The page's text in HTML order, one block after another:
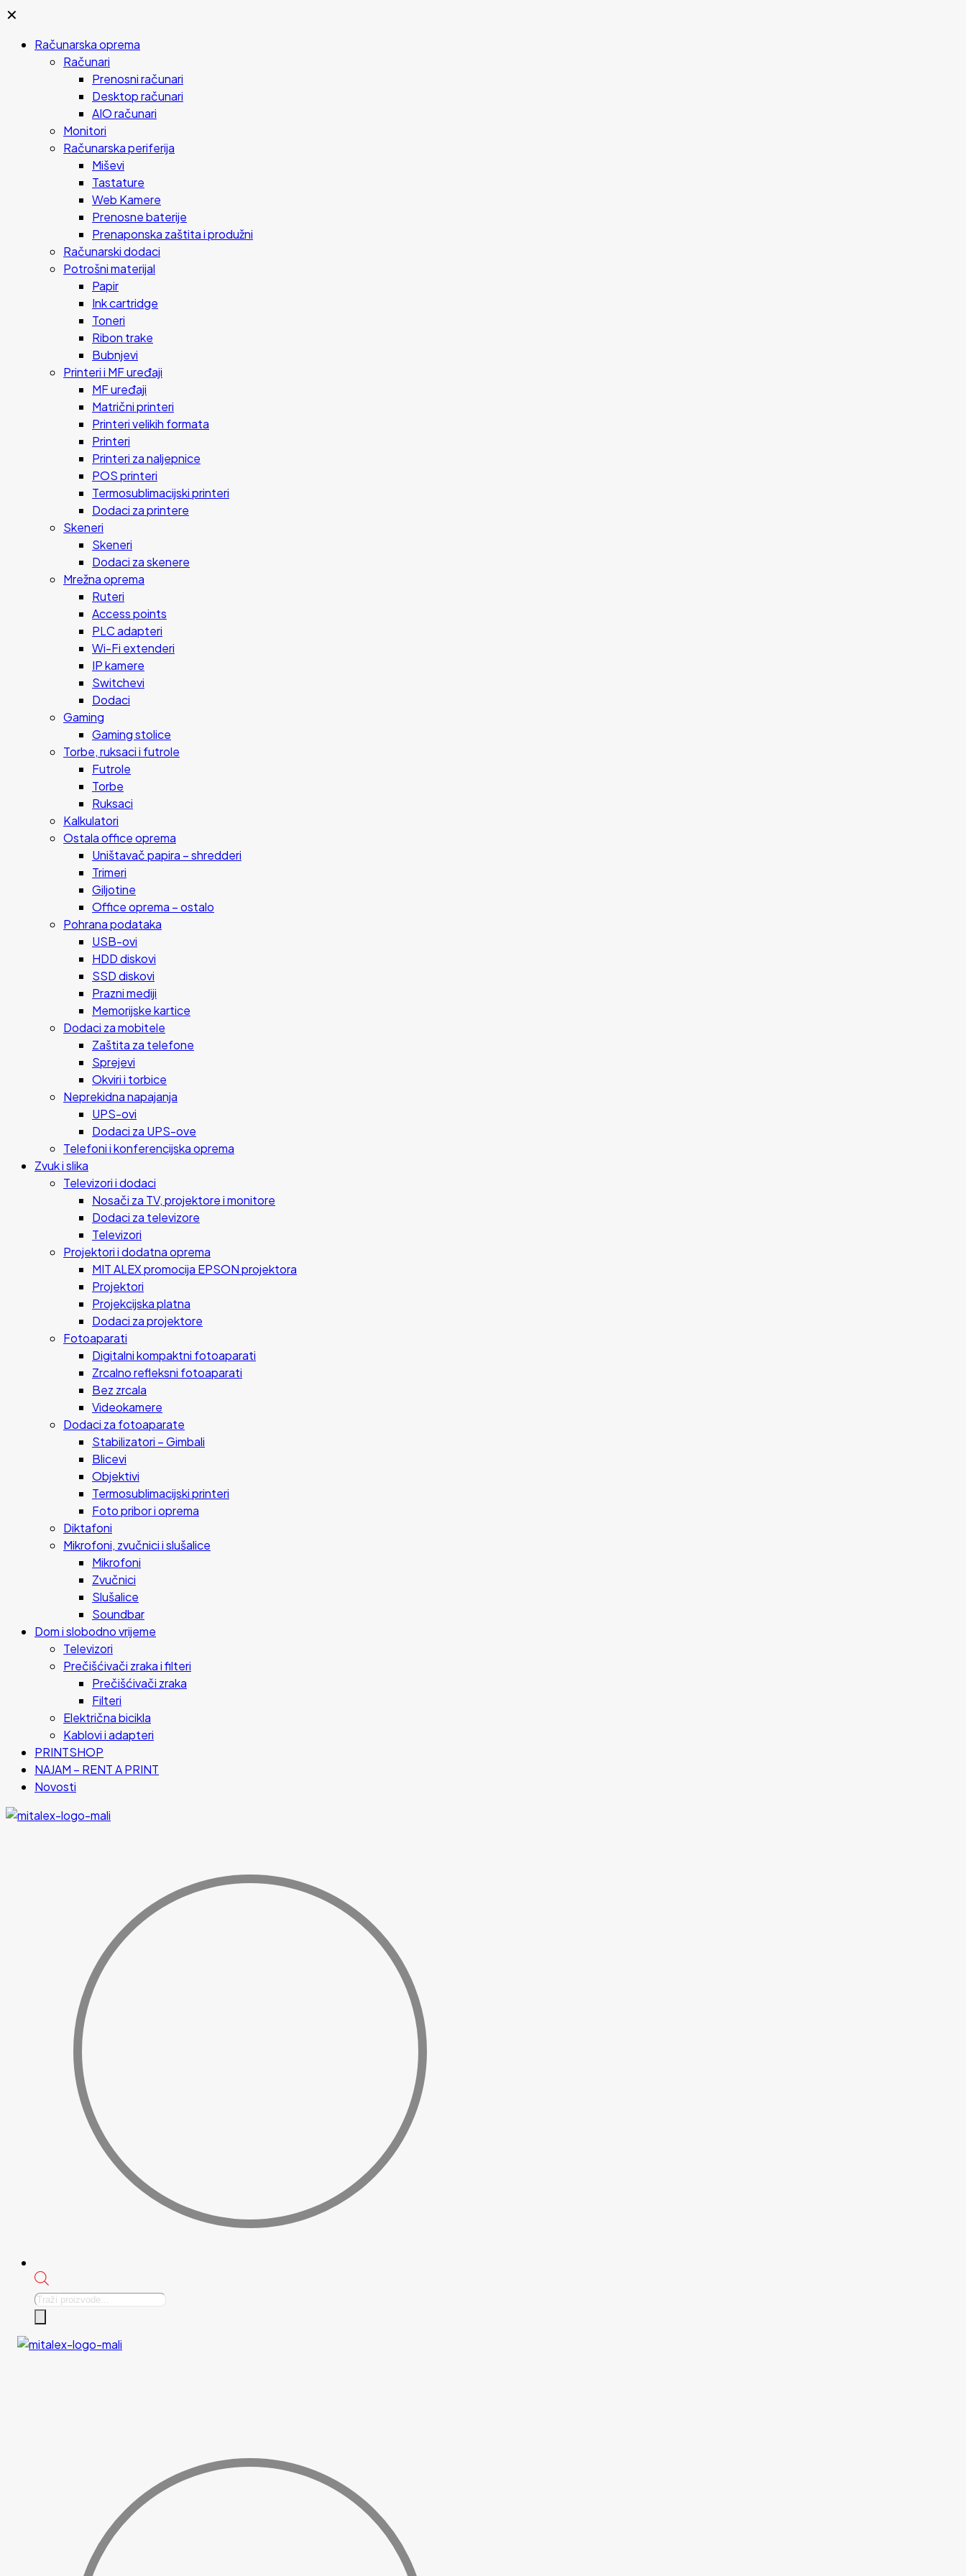
✕
Računarska oprema
Računari
Prenosni računari
Desktop računari
AIO računari
Monitori
Računarska periferija
Miševi
Tastature
Web Kamere
Prenosne baterije
Prenaponska zaštita i produžni
Računarski dodaci
Potrošni materijal
Papir
Ink cartridge
Toneri
Ribon trake
Bubnjevi
Printeri i MF uređaji
MF uređaji
Matrični printeri
Printeri velikih formata
Printeri
Printeri za naljepnice
POS printeri
Termosublimacijski printeri
Dodaci za printere
Skeneri
Skeneri
Dodaci za skenere
Mrežna oprema
Ruteri
Access points
PLC adapteri
Wi-Fi extenderi
IP kamere
Switchevi
Dodaci
Gaming
Gaming stolice
Torbe, ruksaci i futrole
Futrole
Torbe
Ruksaci
Kalkulatori
Ostala office oprema
Uništavač papira – shredderi
Trimeri
Giljotine
Office oprema – ostalo
Pohrana podataka
USB-ovi
HDD diskovi
SSD diskovi
Prazni mediji
Memorijske kartice
Dodaci za mobitele
Zaštita za telefone
Sprejevi
Okviri i torbice
Neprekidna napajanja
UPS-ovi
Dodaci za UPS-ove
Telefoni i konferencijska oprema
Zvuk i slika
Televizori i dodaci
Nosači za TV, projektore i monitore
Dodaci za televizore
Televizori
Projektori i dodatna oprema
MIT ALEX promocija EPSON projektora
Projektori
Projekcijska platna
Dodaci za projektore
Fotoaparati
Digitalni kompaktni fotoaparati
Zrcalno refleksni fotoaparati
Bez zrcala
Videokamere
Dodaci za fotoaparate
Stabilizatori – Gimbali
Blicevi
Objektivi
Termosublimacijski printeri
Foto pribor i oprema
Diktafoni
Mikrofoni, zvučnici i slušalice
Mikrofoni
Zvučnici
Slušalice
Soundbar
Dom i slobodno vrijeme
Televizori
Prečišćivači zraka i filteri
Prečišćivači zraka
Filteri
Električna bicikla
Kablovi i adapteri
PRINTSHOP
NAJAM – RENT A PRINT
Novosti
Products
search